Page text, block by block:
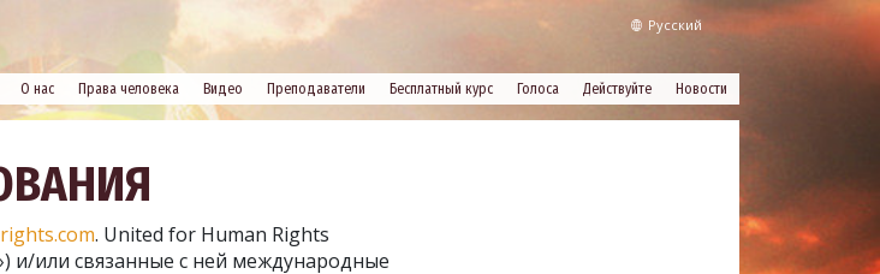
Русский
О нас Права человека Видео Преподаватели Бесплатный курс Голоса Действуйте Новости
. United for Human Rights
и/или связанные с ней международные